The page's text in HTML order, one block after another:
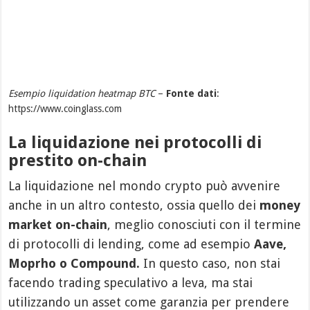
Esempio liquidation heatmap BTC– Fonte dati:
https://www.coinglass.com
La liquidazione nei protocolli di
prestito on-chain
La liquidazione nel mondo crypto può avvenire
anche in un altro contesto, ossia quello dei money
market on-chain, meglio conosciuti con il termine
di protocolli di lending, come ad esempioAave,
Moprho o Compound. In questo caso, non stai
facendo trading speculativo a leva, ma stai
utilizzando un asset come garanzia per prendere